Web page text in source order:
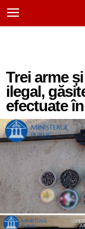
Trei arme
ilegal,
efectuate